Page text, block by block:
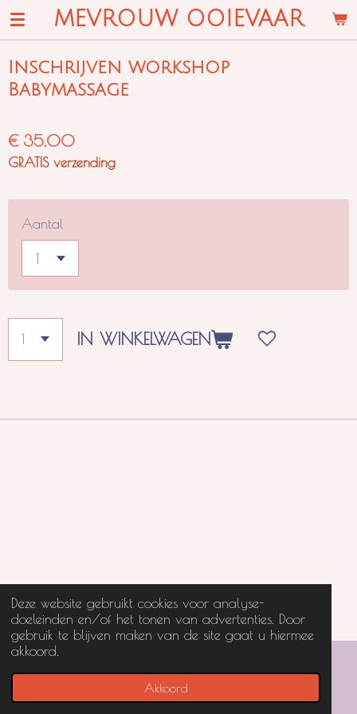
Deze website gebruikt cookies voor analyse-
doeleinden en/of het tonen van advertenties. Door
gebruik te blijven maken van de site gaat u hiermee
akkoord.
Akkoord
Ga
direct
naar
de
hoofdinhoud
MEVROUW OOIEVAAR
Inschrijven workshop
Babymassage
€ 35,00
GRATIS verzending
Aantal
IN WINKELWAGEN